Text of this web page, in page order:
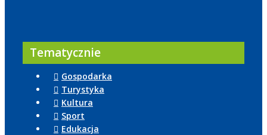
Tematycznie
Gospodarka
Turystyka
Kultura
Sport
Edukacja